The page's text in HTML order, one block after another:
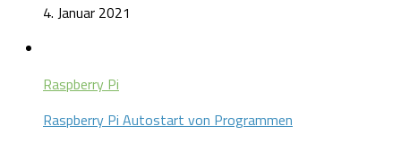
4. Januar 2021
Raspberry Pi
Raspberry Pi Autostart von Programmen